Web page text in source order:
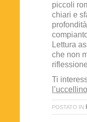
piccoli
chiari e
Lettura
che non
Ti
POSTATO IN